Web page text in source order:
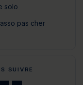
solo
pas cher
SUIVRE